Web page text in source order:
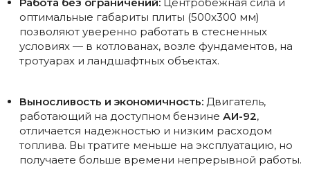
Работа без ограничений: Центробежная сила и
оптимальные габариты плиты (500x300 мм)
позволяют уверенно работать в стесненных
условиях — в котлованах, возле фундаментов, на
тротуарах и ландшафтных объектах.
Выносливость и экономичность: Двигатель,
работающий на доступном бензине АИ-92,
отличается надежностью и низким расходом
топлива. Вы тратите меньше на эксплуатацию, но
получаете больше времени непрерывной работы.